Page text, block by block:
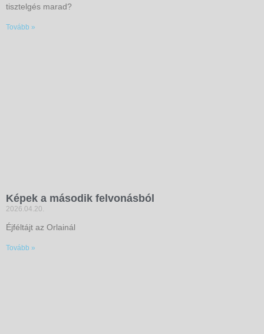
tisztelgés marad?
Tovább »
Képek a második felvonásból
2026.04.20.
Éjféltájt az Orlainál
Tovább »